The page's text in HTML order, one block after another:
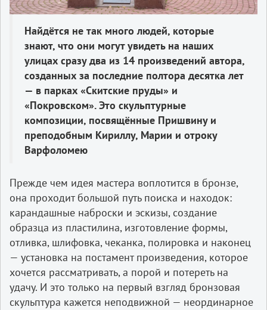
Найдётся не так много людей, которые
знают, что они могут увидеть на наших
улицах сразу два из 14 произведений автора,
созданных за последние полтора десятка лет
— в парках «Скитские пруды» и
«Покровском». Это скульптурные
композиции, посвящённые Пришвину и
преподобным Кириллу, Марии и отроку
Варфоломею
Прежде чем идея мастера воплотится в бронзе,
она проходит большой путь поиска и находок:
карандашные наброски и эскизы, создание
образца из пластилина, изготовление формы,
отливка, шлифовка, чеканка, полировка и наконец
— установка на постамент произведения, которое
хочется рассматривать, а порой и потереть на
удачу. И это только на первый взгляд бронзовая
скульптура кажется неподвижной — неординарное